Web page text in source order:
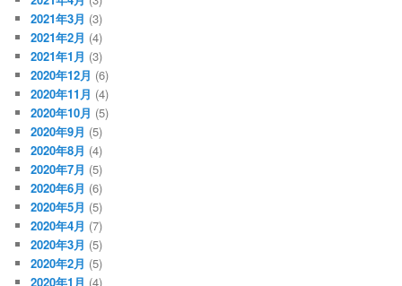
2021年3月 (3)
2021年2月 (4)
2021年1月 (3)
2020年12月 (6)
2020年11月 (4)
2020年10月 (5)
2020年9月 (5)
2020年8月 (4)
2020年7月 (5)
2020年6月 (6)
2020年5月 (5)
2020年4月 (7)
2020年3月 (5)
2020年2月 (5)
2020年1月 (4)